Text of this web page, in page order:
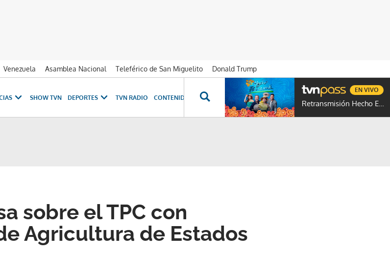
Venezuela Asamblea Nacional Teleférico de San Miguelito
Donald Trump
SHOW TVN DEPORTES TVN RADIO CONTENIDOS ESPECIALES NOVELAS PROGRAMAS GENTE TVN
Retransmisión Hecho En Panamá
EN VIVO
sobre el TPC con
Agricultura de Estados